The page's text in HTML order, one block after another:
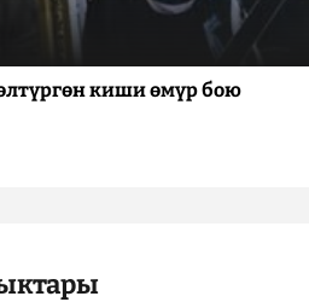
киши өмүр бою